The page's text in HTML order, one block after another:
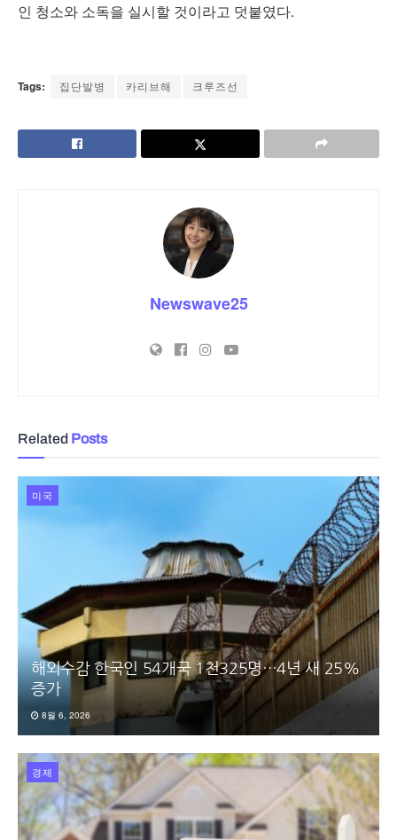
인 청소와 소독을 실시할 것이라고 덧붙였다.
Tags: 집단발병 카리브해 크루즈선
Newswave25
Related Posts
미국
해외수감 한국인 54개국 1천325명…4년 새 25%
증가
8월 6, 2026
경제